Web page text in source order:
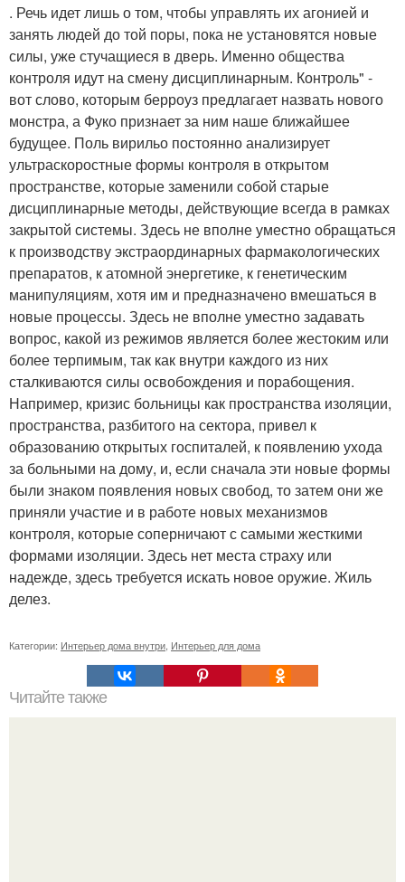
. Речь идет лишь о том, чтобы управлять их агонией и
занять людей до той поры, пока не установятся новые
силы, уже стучащиеся в дверь. Именно общества
контроля идут на смену дисциплинарным. Контроль" -
вот слово, которым берроуз предлагает назвать нового
монстра, а Фуко признает за ним наше ближайшее
будущее. Поль вирильо постоянно анализирует
ультраскоростные формы контроля в открытом
пространстве, которые заменили собой старые
дисциплинарные методы, действующие всегда в рамках
закрытой системы. Здесь не вполне уместно обращаться
к производству экстраординарных фармакологических
препаратов, к атомной энергетике, к генетическим
манипуляциям, хотя им и предназначено вмешаться в
новые процессы. Здесь не вполне уместно задавать
вопрос, какой из режимов является более жестоким или
более терпимым, так как внутри каждого из них
сталкиваются силы освобождения и порабощения.
Например, кризис больницы как пространства изоляции,
пространства, разбитого на сектора, привел к
образованию открытых госпиталей, к появлению ухода
за больными на дому, и, если сначала эти новые формы
были знаком появления новых свобод, то затем они же
приняли участие и в работе новых механизмов
контроля, которые соперничают с самыми жесткими
формами изоляции. Здесь нет места страху или
надежде, здесь требуется искать новое оружие. Жиль
делез.
Категории: Интерьер дома внутри Интерьер для дома
Читайте также